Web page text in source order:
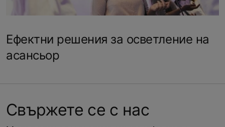
Ефектни решения за осветление на
асансьор
Свържете се с нас